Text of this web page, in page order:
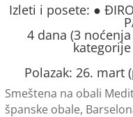
Izleti i posete: ●
4 dana (3
Polazak: 26. mart
Smeštena na obali
španske obale,